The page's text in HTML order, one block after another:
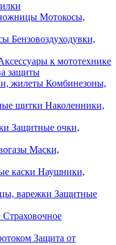
Мотокосы,
Бензовоздуходувки,
к мототехнике
защиты
Комбинезоны,
Наколенники,
Защитные очки,
Маски,
Наушники,
Защитные
Страховочное
Защита от